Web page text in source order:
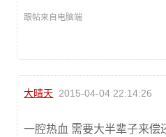
跟帖来自电脑端
大晴天 2015-04-04 22:14:26
一腔热血 需要大半辈子来偿